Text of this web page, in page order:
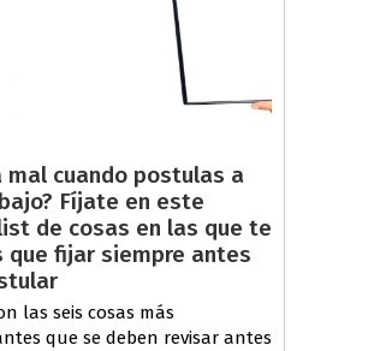
mal cuando postulas a
Fíjate en este
de cosas en las que te
que fijar siempre antes
las seis cosas más
que se deben revisar antes